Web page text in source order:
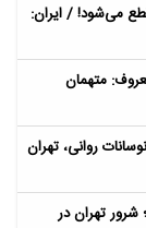
می‌شود! / ایران:
متهمان
روانی، تهران
تهران در